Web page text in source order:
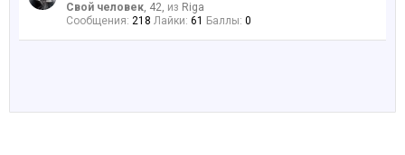
Свой человек, 42, из Riga
Сообщения: 218 Лайки: 61 Баллы: 0